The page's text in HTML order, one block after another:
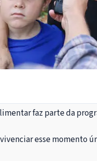
faz parte da
esse momento